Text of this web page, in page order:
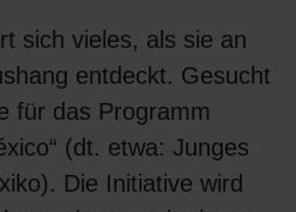
sich vieles, als sie an
entdeckt. Gesucht
für das Programm
(dt. etwa: Junges
Die Initiative wird